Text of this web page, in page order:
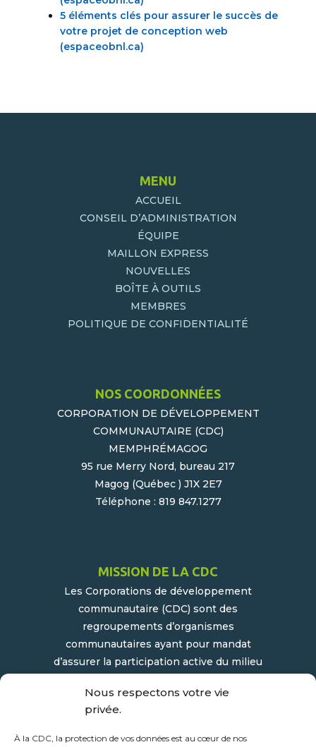
Nous respectons votre vie
privée.
À la CDC, la protection de vos données est au cœur de nos
5 éléments clés pour assurer le succès de
votre projet de conception web
(espaceobnl.ca)
MENU
ACCUEIL
CONSEIL D’ADMINISTRATION
ÉQUIPE
MAILLON EXPRESS
NOUVELLES
BOÎTE À OUTILS
MEMBRES
POLITIQUE DE CONFIDENTIALITÉ
NOS COORDONNÉES
CORPORATION DE DÉVELOPPEMENT
COMMUNAUTAIRE (CDC)
MEMPHRÉMAGOG
95 rue Merry Nord, bureau 217
Magog (Québec ) J1X 2E7
Téléphone : 819 847.1277
MISSION DE LA CDC
Les Corporations de développement
communautaire (CDC) sont des
regroupements d’organismes
communautaires ayant pour mandat
d’assurer la participation active du milieu
développement socioéconomique de leur